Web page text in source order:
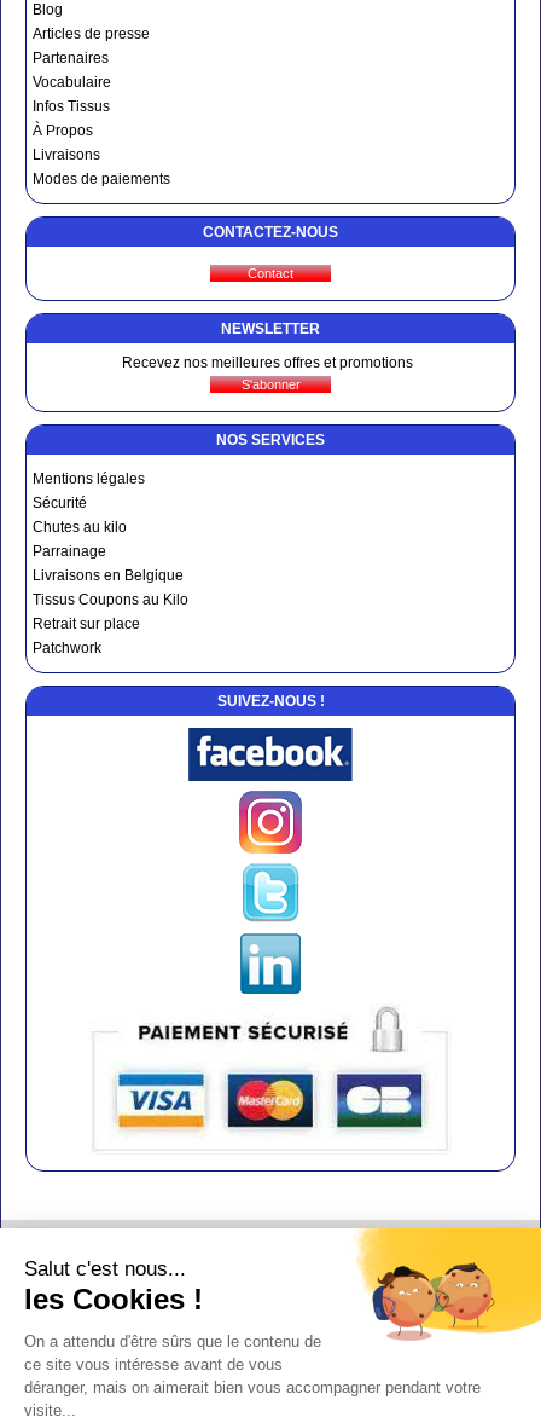
Blog
Articles de presse
Partenaires
Vocabulaire
Infos Tissus
À Propos
Livraisons
Modes de paiements
CONTACTEZ-NOUS
NEWSLETTER
Recevez nos meilleures offres et promotions
NOS SERVICES
Mentions légales
Sécurité
Chutes au kilo
Parrainage
Livraisons en Belgique
Tissus Coupons au Kilo
Retrait sur place
Patchwork
SUIVEZ-NOUS !
Mentions légales
Salut c'est nous...
les Cookies !
On a attendu d'être sûrs que le contenu de
ce site vous intéresse avant de vous
déranger, mais on aimerait bien vous accompagner pendant votre
visite...